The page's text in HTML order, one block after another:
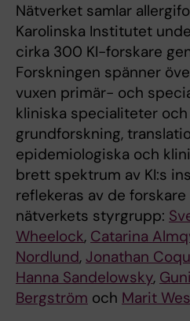
Nätverket samlar
Karolinska Institutet
cirka 300 KI-forskare
Forskningen spänner
vuxen primär- och
kliniska specialiteter
grundforskning,
epidemiologiska och
brett spektrum av KI:s
reflekeras av de
nätverkets styrgrupp:
Wheelock, Catarina
Nordlund, Jonathan
Hanna Sandelowsky,
Bergström och Marit